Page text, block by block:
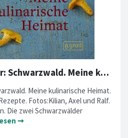
Neu für Sie an Lager: Schwarzwald. Meine kulinarische Heimat.
Meine kulinarische Heimat.
Fotos:Kilian, Axel und Ralf.
Die zwei Schwarzwälder
➞